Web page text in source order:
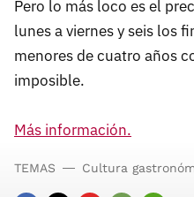
Pero lo más loco es el
lunes a viernes y seis los
menores de cuatro años
imposible.
Más información.
TEMAS Cultura